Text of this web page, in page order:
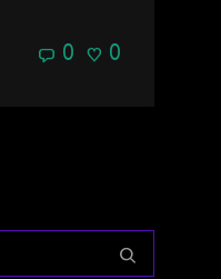
0 0